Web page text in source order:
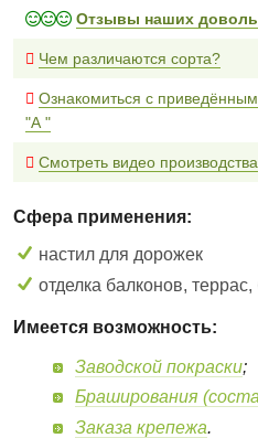
Отзывы наших
Чем различаются сорта?
Ознакомиться с
"А "
Смотреть видео производства
Сфера применения:
настил для дорожек
отделка балконов, террас,
Имеется возможность:
Заводской покраски;
Браширования
Заказа крепежа.